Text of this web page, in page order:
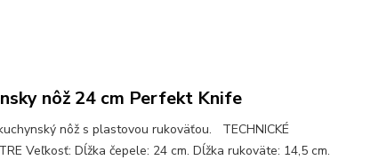
nôž 24 cm Perfekt Knife
nôž s plastovou rukoväťou. TECHNICKÉ
Veľkosť: Dĺžka čepele: 24 cm. Dĺžka rukoväte: 14,5 cm.